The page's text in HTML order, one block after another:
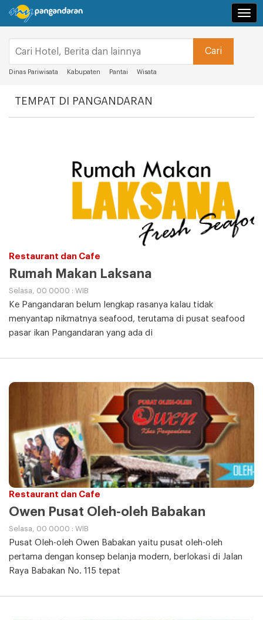
Dinas Pariwisata Kabupaten Pantai Wisata
TEMPAT DI PANGANDARAN
Restaurant dan Cafe
Rumah Makan Laksana
Selasa, 00 0000 : WIB
Ke Pangandaran belum lengkap rasanya kalau tidak
menyantap nikmatnya seafood, terutama di pusat seafood
pasar ikan Pangandaran yang ada di
Restaurant dan Cafe
Owen Pusat Oleh-oleh Babakan
Selasa, 00 0000 : WIB
Pusat Oleh-oleh Owen Babakan yaitu pusat oleh-oleh
pertama dengan konsep belanja modern, berlokasi di Jalan
Raya Babakan No. 115 tepat